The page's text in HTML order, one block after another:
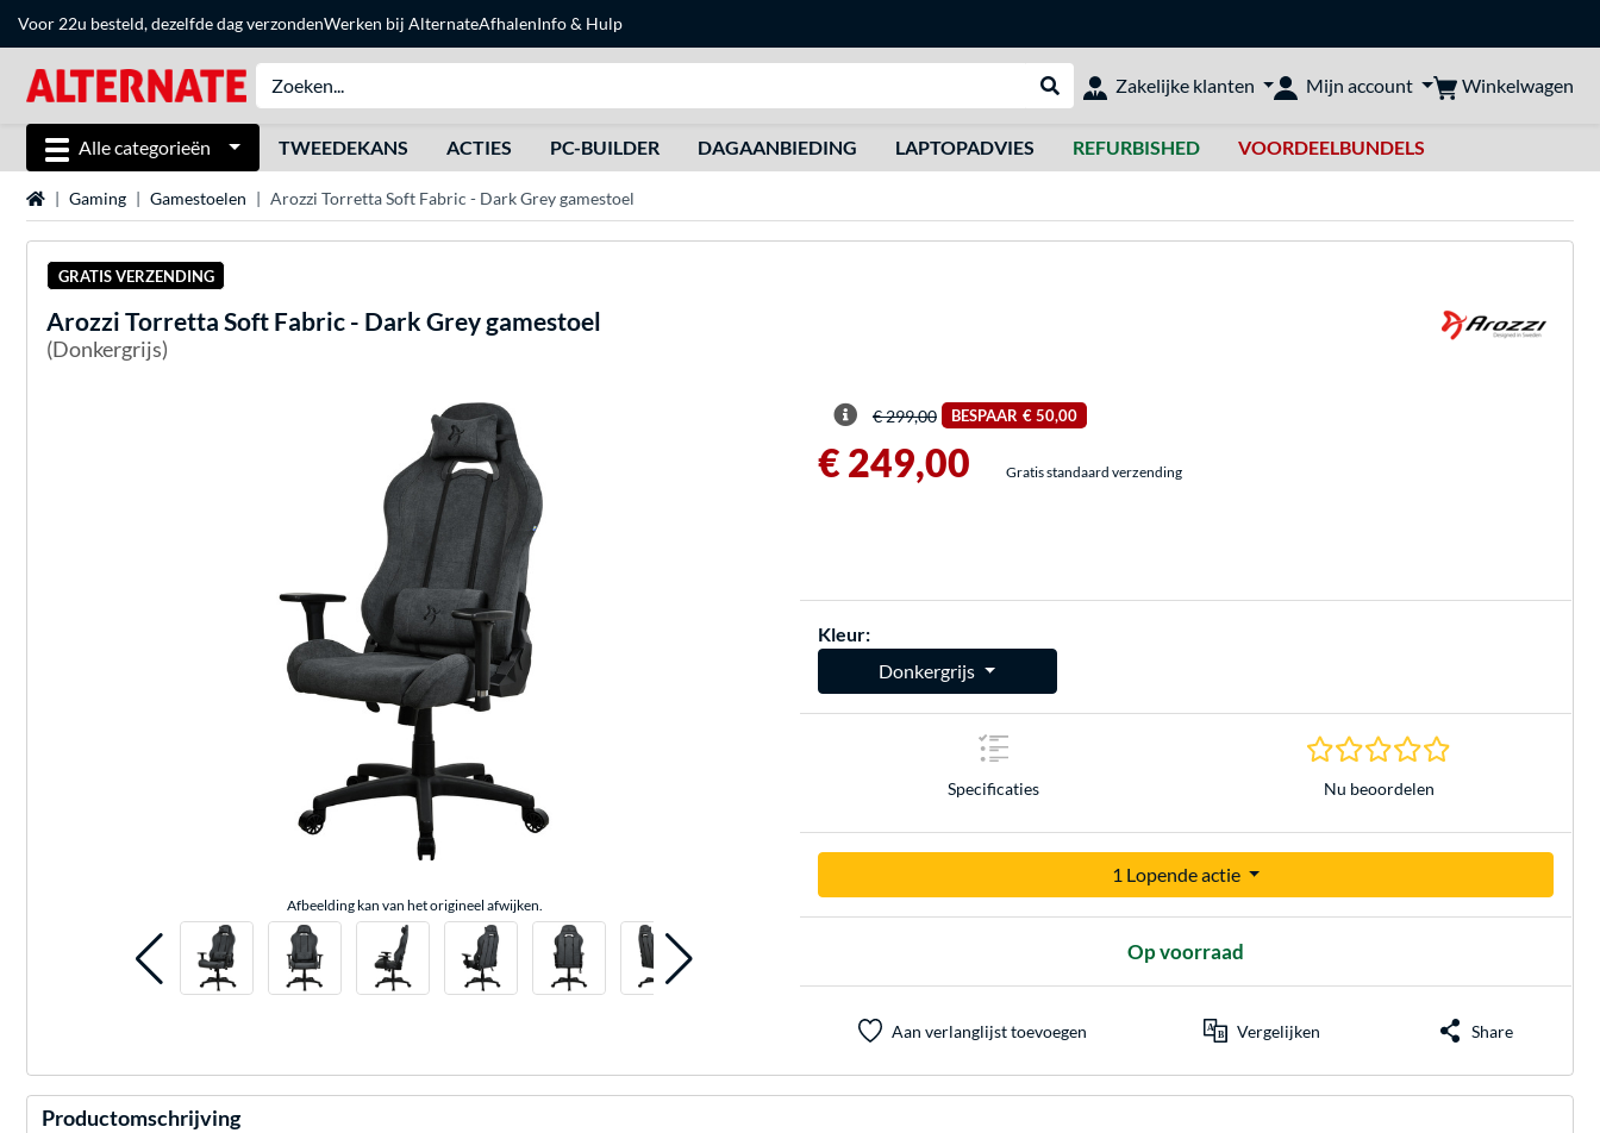
Voor 22u besteld, dezelfde dag verzondenWerken bij AlternateAfhalenInfo & Hulp
Webshop doorzoeken
Zakelijke klanten Mijn account Winkelwagen
Alle categorieën TWEEDEKANS ACTIES PC-BUILDER DAGAANBIEDING LAPTOPADVIES REFURBISHED VOORDEELBUNDELS
HomeGaming Gamestoelen Arozzi Torretta Soft Fabric - Dark Grey gamestoel
GRATIS VERZENDING
Arozzi Torretta Soft Fabric - Dark Grey gamestoel
(Donkergrijs)
Afbeelding kan van het origineel afwijken.
€ 299,00 BESPAAR € 50,00
€ 249,00 Gratis standaard verzending
Kleur:
Donkergrijs
Specificaties
0.0 sterren
Nu beoordelen
1 Lopende actie
Op voorraad
Aan verlanglijst toevoegen Vergelijken Share
Productomschrijving